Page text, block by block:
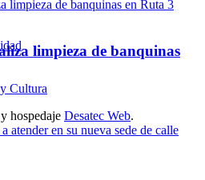
limpieza de banquinas
Cultura
hospedaje Desatec Web.